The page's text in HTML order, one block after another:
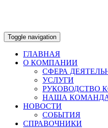
Toggle navigation
ГЛАВНАЯ
О КОМПАНИИ
СФЕРА
УСЛУГИ
РУКОВОДСТВО
НАША
НОВОСТИ
СОБЫТИЯ
СПРАВОЧНИКИ